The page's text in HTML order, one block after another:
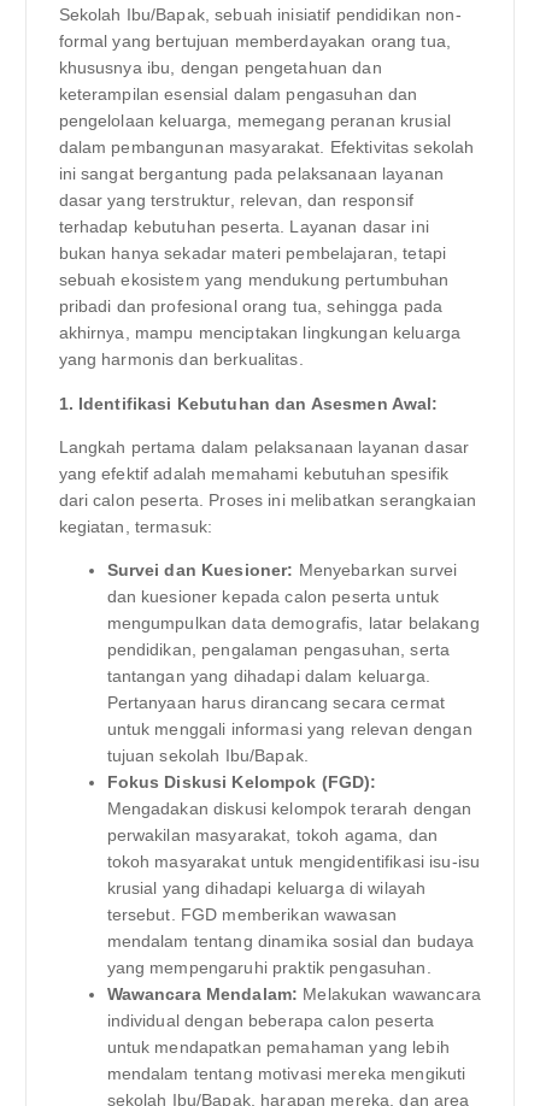
Sekolah Ibu/Bapak, sebuah inisiatif pendidikan non-
formal yang bertujuan memberdayakan orang tua,
khususnya ibu, dengan pengetahuan dan
keterampilan esensial dalam pengasuhan dan
pengelolaan keluarga, memegang peranan krusial
dalam pembangunan masyarakat. Efektivitas sekolah
ini sangat bergantung pada pelaksanaan layanan
dasar yang terstruktur, relevan, dan responsif
terhadap kebutuhan peserta. Layanan dasar ini
bukan hanya sekadar materi pembelajaran, tetapi
sebuah ekosistem yang mendukung pertumbuhan
pribadi dan profesional orang tua, sehingga pada
akhirnya, mampu menciptakan lingkungan keluarga
yang harmonis dan berkualitas.
1. Identifikasi Kebutuhan dan Asesmen Awal:
Langkah pertama dalam pelaksanaan layanan dasar
yang efektif adalah memahami kebutuhan spesifik
dari calon peserta. Proses ini melibatkan serangkaian
kegiatan, termasuk:
Survei dan Kuesioner: Menyebarkan survei
dan kuesioner kepada calon peserta untuk
mengumpulkan data demografis, latar belakang
pendidikan, pengalaman pengasuhan, serta
tantangan yang dihadapi dalam keluarga.
Pertanyaan harus dirancang secara cermat
untuk menggali informasi yang relevan dengan
tujuan sekolah Ibu/Bapak.
Fokus Diskusi Kelompok (FGD):
Mengadakan diskusi kelompok terarah dengan
perwakilan masyarakat, tokoh agama, dan
tokoh masyarakat untuk mengidentifikasi isu-isu
krusial yang dihadapi keluarga di wilayah
tersebut. FGD memberikan wawasan
mendalam tentang dinamika sosial dan budaya
yang mempengaruhi praktik pengasuhan.
Wawancara Mendalam: Melakukan wawancara
individual dengan beberapa calon peserta
untuk mendapatkan pemahaman yang lebih
mendalam tentang motivasi mereka mengikuti
sekolah Ibu/Bapak, harapan mereka, dan area